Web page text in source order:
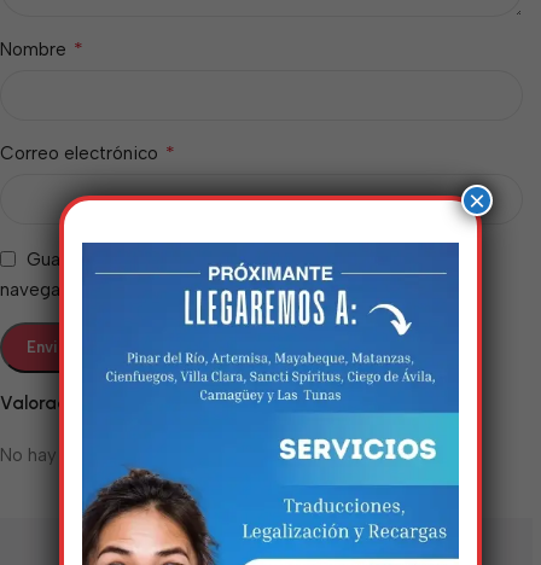
Valoraciones
No hay valoraciones aún.
Nombre *
Correo electrónico *
Guarda mi nombre, correo electrónico y web en este
navegador para la próxima vez que comente.
×
Estamos trabalhando
nisso!
Em breve, esta página estará
disponível com novidades
incríveis. Agradecemos pela